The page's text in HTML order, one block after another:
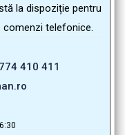
la dispoziție pentru
telefonice.
410 411